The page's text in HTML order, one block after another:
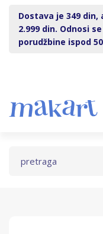
Dostava je 349
2.999 din. Odnosi
porudžbine ispod